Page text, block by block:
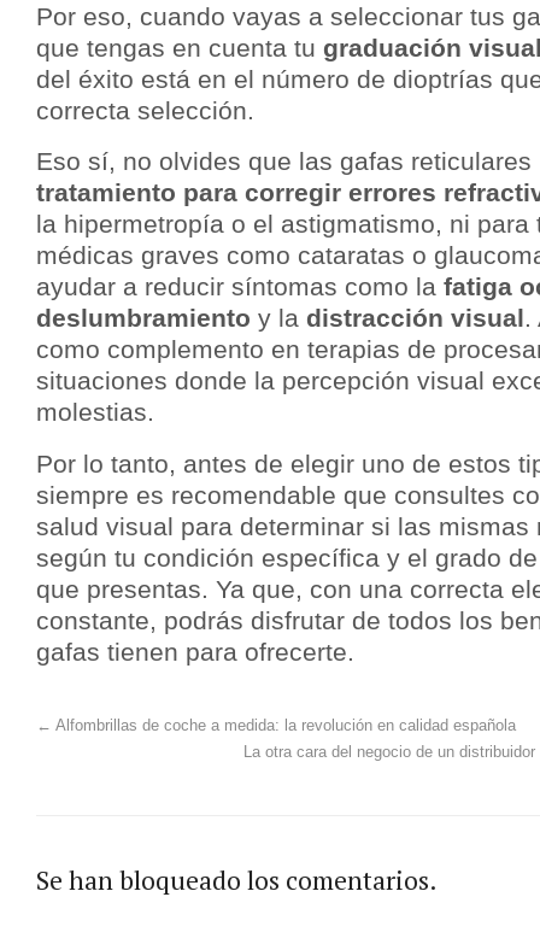
Por eso, cuando vayas a seleccionar tus
que tengas en cuenta tu graduación
del éxito está en el número de dioptrías
correcta selección.
Eso sí, no olvides que las gafas reticulares
tratamiento para corregir errores
la hipermetropía o el astigmatismo, ni
médicas graves como cataratas o
ayudar a reducir síntomas como la fatiga
deslumbramiento y la distracción visual .
como complemento en terapias de
situaciones donde la percepción visual
molestias.
Por lo tanto, antes de elegir uno de estos
siempre es recomendable que consultes
salud visual para determinar si las mismas
según tu condición específica y el grado
que presentas. Ya que, con una correcta
constante, podrás disfrutar de todos los
gafas tienen para ofrecerte.
← Alfombrillas de coche a medida: la revolución en calidad española
La otra cara del negocio de un
Se han bloqueado los comentarios.